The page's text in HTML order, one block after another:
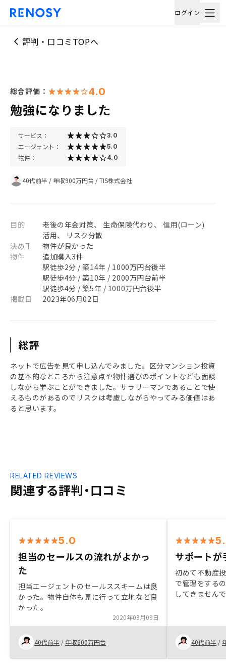
ログイン
評判・口コミTOPへ
総合評価： 4.0
勉強になりました
サービス： 3.0
エージェント： 5.0
物件： 4.0
40代前半 / 年収900万円台 /TIS株式会社
目的
老後の年金対策、 生命保険代わり、 信用(ローン)
活用、 リスク分散
決め手
物件が良かった
物件
追加購入3件
駅徒歩2分 / 築14年 / 1000万円台後半
駅徒歩4分 / 築10年 / 2000万円台前半
駅徒歩4分 / 築5年 / 1000万円台後半
掲載日
2023年06月02日
総評
ネットで広告を見て申し込んでみました。区分マンション投資
の基本的なところから注意点や物件選びのポイントなども面談
しながら学ぶことができました。サラリーマンであることで使
えるものがあるのでリスクは考慮しながらやってみる価値はあ
ると思います。
関連する評判・口コミ
RELATED REVIEWS
5.0
担当のセールスの流れがよかっ
た
担当エージェントのセールススキームは良
かった。物件自体も見に行って立地など良
かった。
2020年09月09日
40代前半 / 年収600万円台
サポートが
初めて不動産
で管理をする
してきません
40代前半 /